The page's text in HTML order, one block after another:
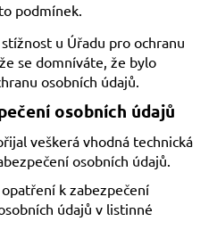
podmínek.
u Úřadu pro ochranu
se domníváte, že bylo
osobních údajů.
osobních údajů
veškerá vhodná technická
osobních údajů.
k zabezpečení
údajů v listinné